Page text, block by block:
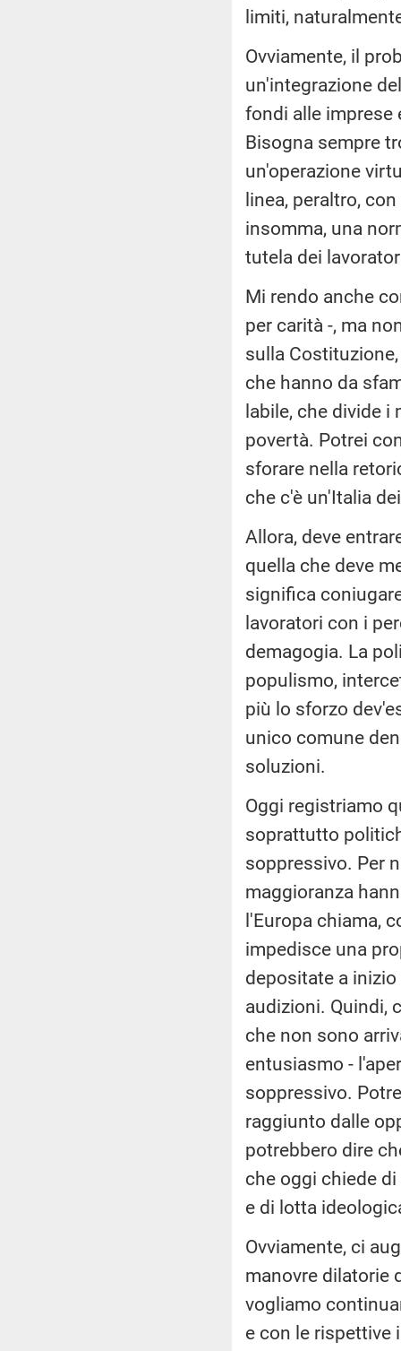
limiti,
Ovviamente, il
un'integrazione
fondi alle imprese
Bisogna sempre
un'operazione
linea, peraltro,
insomma, una
tutela dei
Mi rendo anche
per carità -, ma
sulla
che hanno da
labile, che divide
povertà. Potrei
sforare nella
che c'è un'Italia
Allora, deve
quella che deve
significa
lavoratori con i
demagogia. La
populismo,
più lo sforzo
unico comune
soluzioni.
Oggi registriamo
soprattutto
soppressivo. Per
maggioranza
l'Europa chiama,
impedisce una
depositate a
audizioni. Quindi,
che non sono
entusiasmo -
soppressivo.
raggiunto dalle
potrebbero dire
che oggi chiede
e di lotta
Ovviamente, ci
manovre dilatorie
vogliamo
e con le rispettive